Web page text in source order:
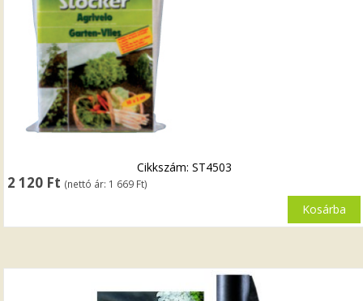
2 120 Ft (nettó ár: 1 669 Ft)
Cikkszám: ST4503
Kosárba